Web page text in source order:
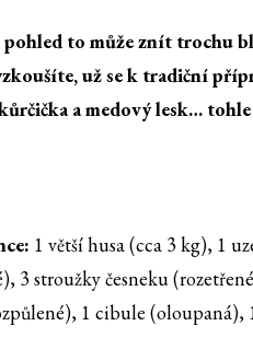
to může znít trochu
už se k tradiční
a medový lesk…
1 větší husa (cca 3 kg), 1
3 stroužky česneku
1 cibule (oloupaná),